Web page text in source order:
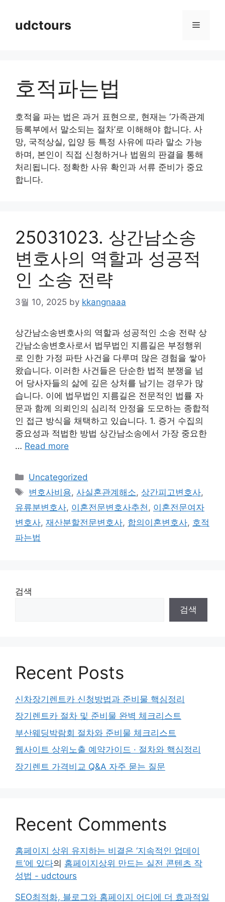
contentudctours Menu
호적파는법
호적을 파는 법은 과거 표현으로, 현재는 ‘가족관계
등록부에서 말소되는 절차’로 이해해야 합니다. 사
망, 국적상실, 입양 등 특정 사유에 따라 말소 가능
하며, 본인이 직접 신청하거나 법원의 판결을 통해
처리됩니다. 정확한 사유 확인과 서류 준비가 중요
합니다.
25031023. 상간남소송
변호사의 역할과 성공적
인 소송 전략
3월 10, 2025 by kkangnaaa
상간남소송변호사의 역할과 성공적인 소송 전략 상
간남소송변호사로서 법무법인 지름길은 부정행위
로 인한 가정 파탄 사건을 다루며 많은 경험을 쌓아
왔습니다. 이러한 사건들은 단순한 법적 분쟁을 넘
어 당사자들의 삶에 깊은 상처를 남기는 경우가 많
습니다. 이에 법무법인 지름길은 전문적인 법률 자
문과 함께 의뢰인의 심리적 안정을 도모하는 종합적
인 접근 방식을 채택하고 있습니다. 1. 증거 수집의
중요성과 적법한 방법 상간남소송에서 가장 중요한
… Read more
Categories
Uncategorized
Tags
변호사비용,사실혼관계해소, 상간피고변호사,
유류분변호사, 이혼전문변호사추천 , 이혼전문여자
변호사, 재산분할전문변호사, 합의이혼변호사, 호적
파는법
검색
검색
Recent Posts
신차장기렌트카 신청방법과 준비물 핵심정리
장기렌트카 절차 및 준비물 완벽 체크리스트
부산웨딩박람회 절차와 준비물 체크리스트
웹사이트 상위노출 예약가이드 · 절차와 핵심정리
장기렌트 가격비교 Q&A 자주 묻는 질문
Recent Comments
홈페이지 상위 유지하는 비결은 ‘지속적인 업데이
트’에 있다의 홈페이지상위 만드는 실전 콘텐츠 작
성법 - udctours
SEO최적화, 블로그와 홈페이지 어디에 더 효과적일